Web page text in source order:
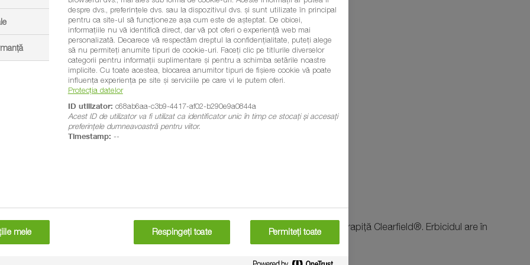
printr-o singură aplicare.
şi sistemul de cultivare.
rapiţă
precum cruciferele sau samulastra
ci și de independența față de condițiile climatice
foliar (postemergent). Produsul Cleravo® poate fi utilizat doar pentru hibrizii de rapiță Clearfield®. Erbicidul are în
despre dvs., preferințele dvs. sau la dispozitivul dvs. și sunt utilizate în principal
pentru ca site-ul să funcționeze așa cum este de așteptat. De obicei,
informațiile nu vă identifică direct, dar vă pot oferi o experiență web mai
personalizată. Deoarece vă respectăm dreptul la confidențialitate, puteți alege
să nu permiteți anumite tipuri de cookie-uri. Faceți clic pe titlurile diverselor
categorii pentru informații suplimentare și pentru a schimba setările noastre
implicite. Cu toate acestea, blocarea anumitor tipuri de fișiere cookie vă poate
influența experiența pe site și serviciile pe care vi le putem oferi.
Protecția datelor
ID utilizator: c68ab6aa-c3b9-4417-af02-b290e9a0844a
Acest ID de utilizator va fi utilizat ca identificator unic în timp ce stocați și accesați
preferințele dumneavoastră pentru viitor.
Timestamp: --
mele Respingeți toate Permiteți toate